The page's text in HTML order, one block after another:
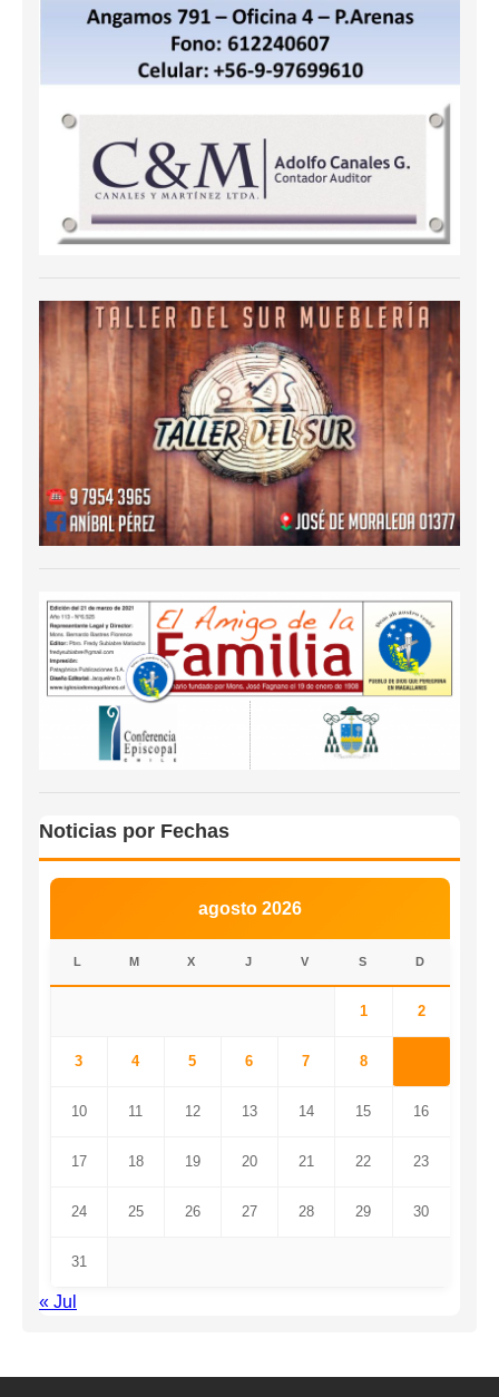
Noticias por Fechas
agosto 2026
L M X J V S D
1 2
3 4 5 6 7 8
10 11 12 13 14 15 16
17 18 19 20 21 22 23
24 25 26 27 28 29 30
31
« Jul